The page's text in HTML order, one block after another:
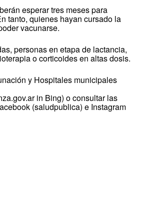
esperar tres meses para
tanto, quienes hayan cursado la
vacunarse.
personas en etapa de lactancia,
o corticoides en altas dosis.
y Hospitales municipales
in Bing) o consultar las
(saludpublica) e Instagram